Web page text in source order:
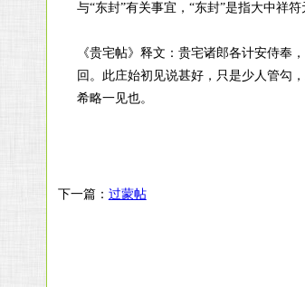
与“东封”有关事宜，“东封”是指大中祥
《贵宅帖》释文：贵宅诸郎各计安侍奉
回。此庄始初见说甚好，只是少人管勾
希略一见也。
下一篇： 过蒙帖